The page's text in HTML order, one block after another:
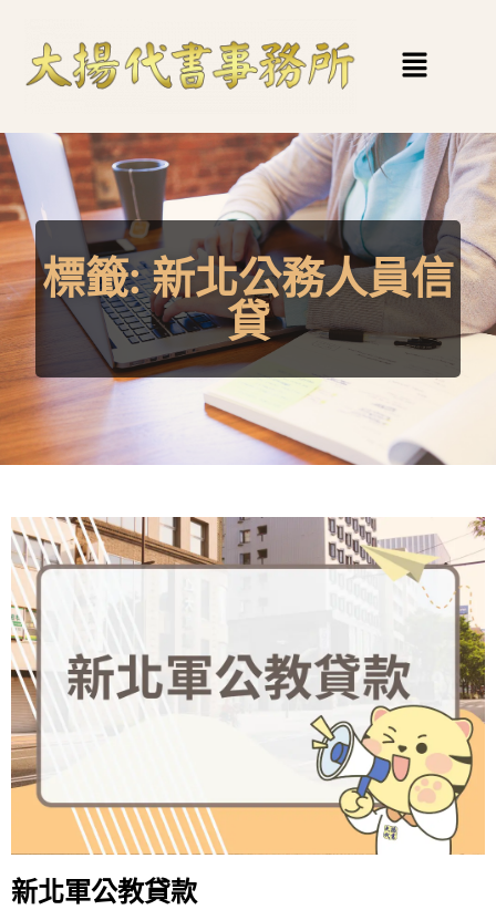
標籤:新北公務人員信
貸
新北軍公教貸款